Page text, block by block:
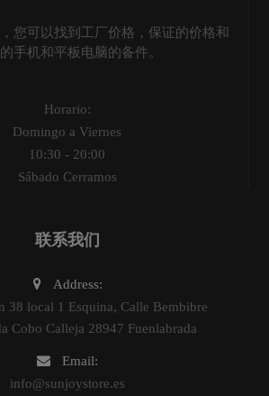
您可以找到工厂价格，保证的价格和
手机和平板电脑的备件。
Horario:
Domingo a Viernes
10:30 - 20:00
Sábado Cerramos
联系我们
Address:
38 local 1 Esquina, Calle Bembibre
Cobo Calleja 28947 Fuenlabrada
Email:
info@sunjoystore.es